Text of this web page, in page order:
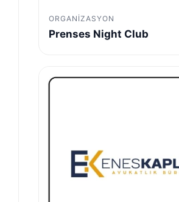
ORGANIZASYON
Prenses Night Club